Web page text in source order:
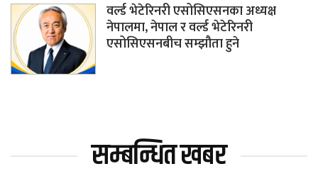
वर्ल्ड भेटेरिनरी एसोसिएसनका अध्यक्ष
नेपालमा, नेपाल र वर्ल्ड भेटेरिनरी
एसोसिएसनबीच सम्झौता हुने
सम्बन्धित खबर